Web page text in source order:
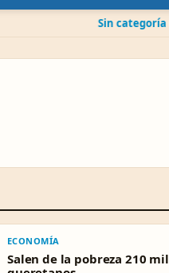
Sin categoríaCuenta
ECONOMÍA
Salen de la pobreza 210 mil